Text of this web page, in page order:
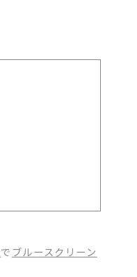
で ブルースクリーン